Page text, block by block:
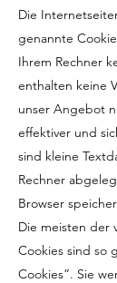
Die
genannte
Ihrem Rechner
enthalten keine
unser Angebot
effektiver und
sind kleine
Rechner
Browser
Die meisten der
Cookies sind so
Cookies”. Sie